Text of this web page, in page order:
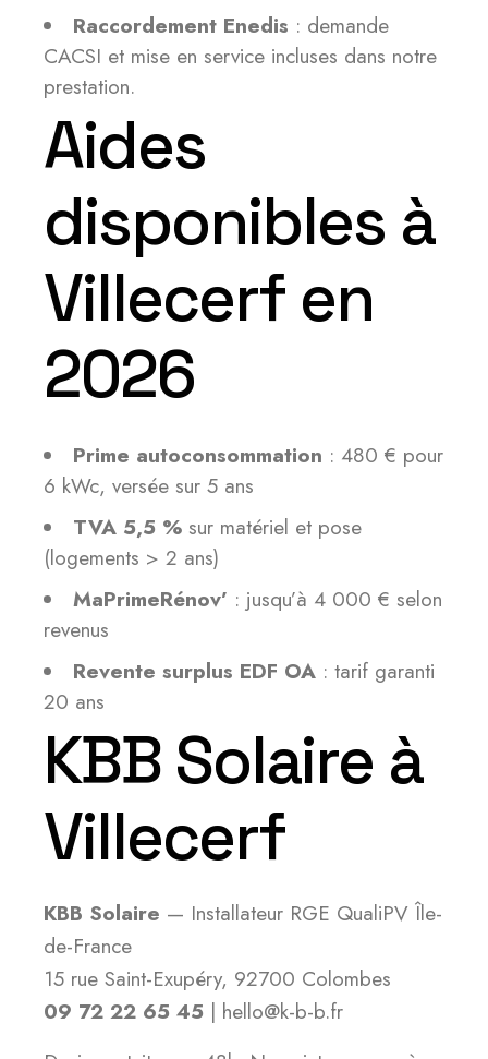
Raccordement Enedis : demande
CACSI et mise en service incluses dans notre
prestation.
Aides
disponibles à
Villecerf en
2026
Prime autoconsommation : 480 € pour
6 kWc, versée sur 5 ans
TVA 5,5 % sur matériel et pose
(logements > 2 ans)
MaPrimeRénov’ : jusqu’à 4 000 € selon
revenus
Revente surplus EDF OA : tarif garanti
20 ans
KBB Solaire à
Villecerf
KBB Solaire — Installateur RGE QualiPV Île-
de-France
15 rue Saint-Exupéry, 92700 Colombes
09 72 22 65 45 | hello@k-b-b.fr